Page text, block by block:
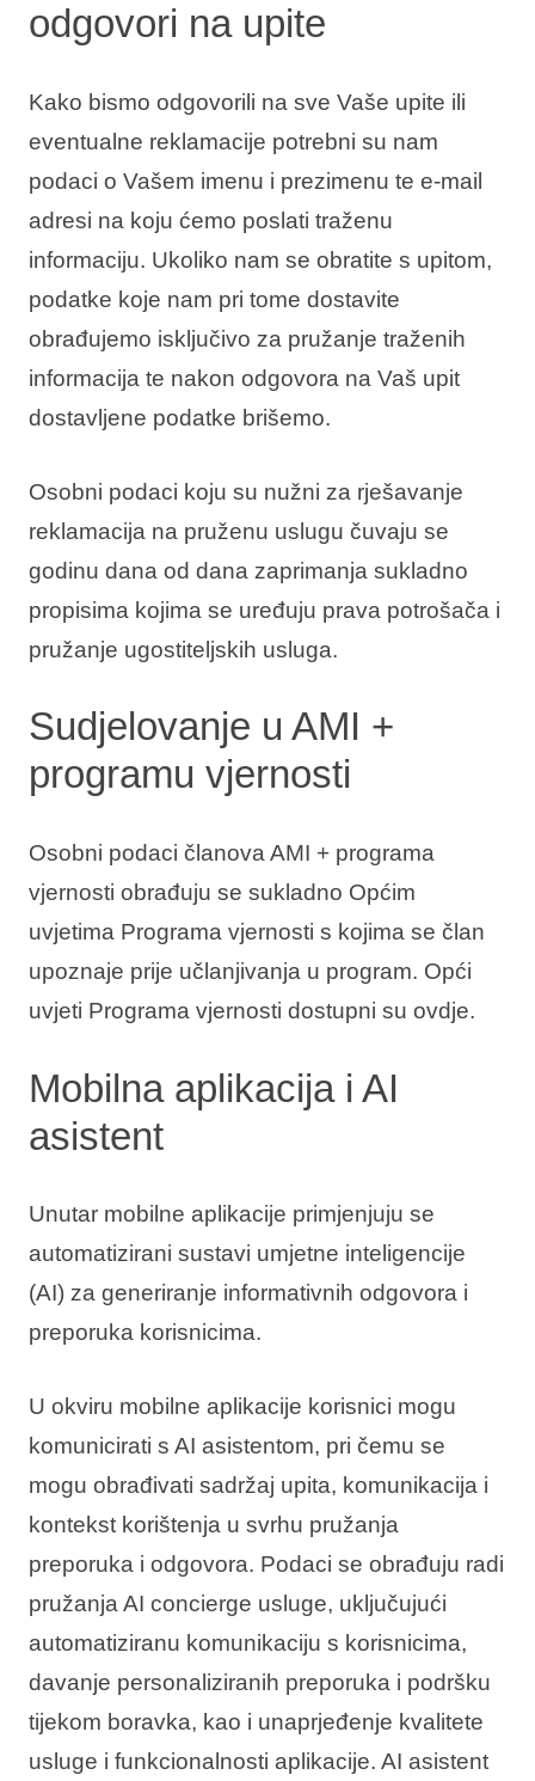
odgovori na upite
Kako bismo odgovorili na sve Vaše upite ili
eventualne reklamacije potrebni su nam
podaci o Vašem imenu i prezimenu te e-mail
adresi na koju ćemo poslati traženu
informaciju. Ukoliko nam se obratite s upitom,
podatke koje nam pri tome dostavite
obrađujemo isključivo za pružanje traženih
informacija te nakon odgovora na Vaš upit
dostavljene podatke brišemo.
Osobni podaci koju su nužni za rješavanje
reklamacija na pruženu uslugu čuvaju se
godinu dana od dana zaprimanja sukladno
propisima kojima se uređuju prava potrošača i
pružanje ugostiteljskih usluga.
Sudjelovanje u AMI +
programu vjernosti
Osobni podaci članova AMI + programa
vjernosti obrađuju se sukladno Općim
uvjetima Programa vjernosti s kojima se član
upoznaje prije učlanjivanja u program. Opći
uvjeti Programa vjernosti dostupni su ovdje.
Mobilna aplikacija i AI
asistent
Unutar mobilne aplikacije primjenjuju se
automatizirani sustavi umjetne inteligencije
(AI) za generiranje informativnih odgovora i
preporuka korisnicima.
U okviru mobilne aplikacije korisnici mogu
komunicirati s AI asistentom, pri čemu se
mogu obrađivati sadržaj upita, komunikacija i
kontekst korištenja u svrhu pružanja
preporuka i odgovora. Podaci se obrađuju radi
pružanja AI concierge usluge, uključujući
automatiziranu komunikaciju s korisnicima,
davanje personaliziranih preporuka i podršku
tijekom boravka, kao i unaprjeđenje kvalitete
usluge i funkcionalnosti aplikacije. AI asistent